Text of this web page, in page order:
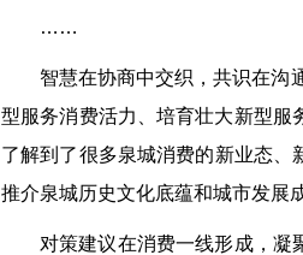
……
智慧在协商中交织，共识在沟
型服务消费活力、培育壮大新型服
了解到了很多泉城消费的新业态、
推介泉城历史文化底蕴和城市发展
对策建议在消费一线形成，